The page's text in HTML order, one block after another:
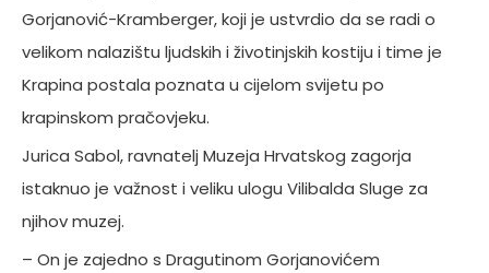
Gorjanović-Kramberger, koji je ustvrdio da se radi o
velikom nalazištu ljudskih i životinjskih kostiju i time je
Krapina postala poznata u cijelom svijetu po
krapinskom pračovjeku.
Jurica Sabol, ravnatelj Muzeja Hrvatskog zagorja
istaknuo je važnost i veliku ulogu Vilibalda Sluge za
njihov muzej.
– On je zajedno s Dragutinom Gorjanovićem